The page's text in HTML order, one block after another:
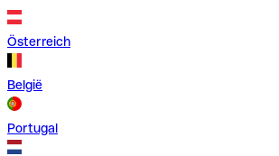
Österreich
België
Portugal